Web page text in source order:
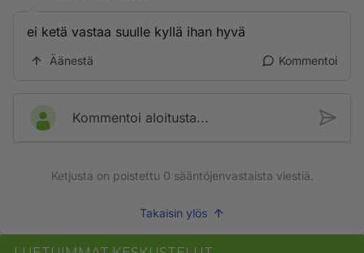
ei ketä vastaa suulle kyllä ihan hyvä
Äänestä Kommentoi
Kommentoi aloitusta...
Ketjusta on poistettu 0 sääntöjenvastaista viestiä.
Takaisin ylös